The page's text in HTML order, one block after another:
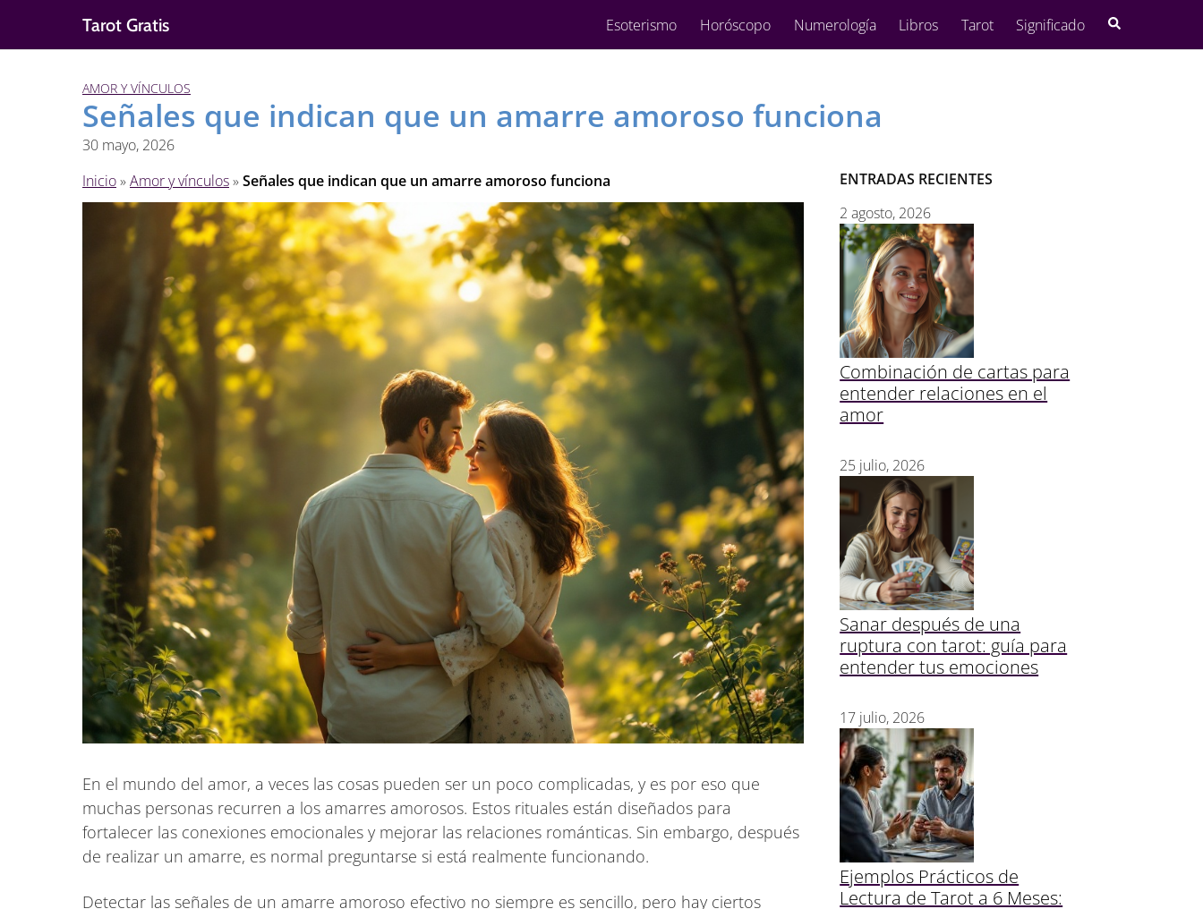
contenido
Tarot Gratis Esoterismo Horóscopo Numerología Libros Tarot Significado
AMOR Y VÍNCULOS
Señales que indican que un amarre amoroso funciona
30 mayo, 2026
Inicio»Amor y vínculos»Señales que indican que un amarre amoroso funciona
En el mundo del amor, a veces las cosas pueden ser un poco complicadas, y es por eso que
muchas personas recurren a los amarres amorosos. Estos rituales están diseñados para
fortalecer las conexiones emocionales y mejorar las relaciones románticas. Sin embargo, después
de realizar un amarre, es normal preguntarse si está realmente funcionando.
Detectar las señales de un amarre amoroso efectivo no siempre es sencillo, pero hay ciertos
ENTRADAS RECIENTES
2 agosto, 2026
Combinación de cartas para
entender relaciones en el
amor
25 julio, 2026
Sanar después de una
ruptura con tarot: guía para
entender tus emociones
17 julio, 2026
Ejemplos Prácticos de
Lectura de Tarot a 6 Meses: